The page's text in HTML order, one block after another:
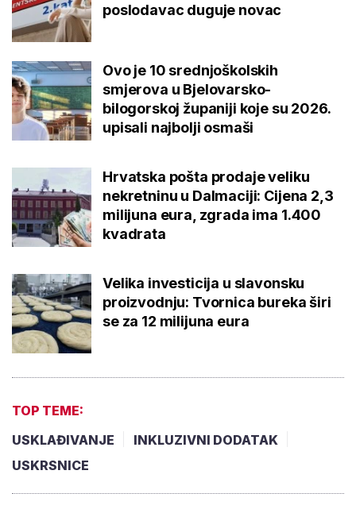
poslodavac duguje novac
Ovo je 10 srednjoškolskih
smjerova u Bjelovarsko-
bilogorskoj županiji koje su 2026.
upisali najbolji osmaši
Hrvatska pošta prodaje veliku
nekretninu u Dalmaciji: Cijena 2,3
milijuna eura, zgrada ima 1.400
kvadrata
Velika investicija u slavonsku
proizvodnju: Tvornica bureka širi
se za 12 milijuna eura
TOP TEME:
USKLAĐIVANJE
INKLUZIVNI DODATAK
USKRSNICE